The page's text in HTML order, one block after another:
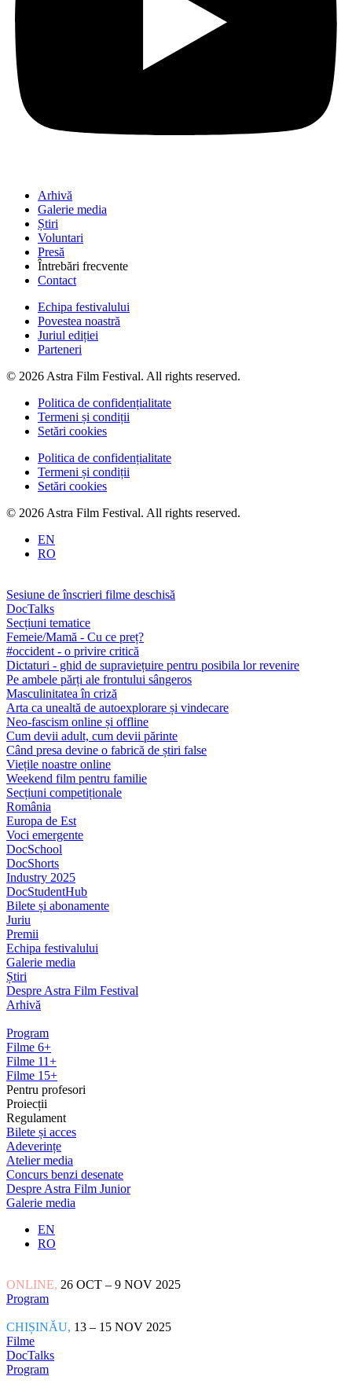
Arhivă
Galerie media
Știri
Voluntari
Presă
Întrebări frecvente
Contact
Echipa festivalului
Povestea noastră
Juriul ediției
Parteneri
© 2026 Astra Film Festival. All rights reserved.
Politica de confidențialitate
Termeni și condiții
Setări cookies
Politica de confidențialitate
Termeni și condiții
Setări cookies
© 2026 Astra Film Festival. All rights reserved.
EN
RO
Sesiune de înscrieri filme deschisă
DocTalks
Secțiuni tematice
Femeie/Mamă - Cu ce preț?
#occident - o privire critică
Dictaturi - ghid de supraviețuire pentru posibila lor revenire
Pe ambele părți ale frontului sângeros
Masculinitatea în criză
Arta ca unealtă de autoexplorare și vindecare
Neo-fascism online și offline
Cum devii adult, cum devii părinte
Când presa devine o fabrică de știri false
Viețile noastre online
Weekend film pentru familie
Secțiuni competiționale
România
Europa de Est
Voci emergente
DocSchool
DocShorts
Industry 2025
DocStudentHub
Bilete și abonamente
Juriu
Premii
Echipa festivalului
Galerie media
Știri
Despre Astra Film Festival
Arhivă
Program
Filme 6+
Filme 11+
Filme 15+
Pentru profesori
Proiecții
Regulament
Bilete și acces
Adeverințe
Atelier media
Concurs benzi desenate
Despre Astra Film Junior
Galerie media
EN
RO
ONLINE, 26 OCT – 9 NOV 2025
Program
CHIȘINĂU, 13 – 15 NOV 2025
Filme
DocTalks
Program